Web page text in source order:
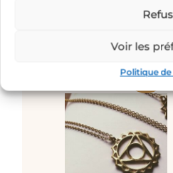
Voir les
Politique
CHAKRA SOLAR –
€ 25,00€
¡Oferta!